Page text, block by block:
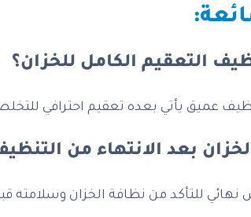
التعقيم الكامل للخزان؟
عميق يأتي بعده تعقيم احترافي للتخلص
بعد الانتهاء من
نهائي للتأكد من نظافة الخزان وسلامته